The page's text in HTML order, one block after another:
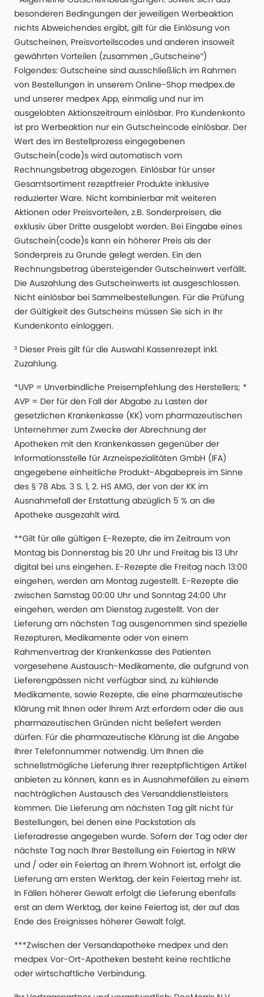
besonderen Bedingungen der jeweiligen Werbeaktion
nichts Abweichendes ergibt, gilt für die Einlösung von
Gutscheinen, Preisvorteilscodes und anderen insoweit
gewährten Vorteilen (zusammen „Gutscheine“)
Folgendes: Gutscheine sind ausschließlich im Rahmen
von Bestellungen in unserem Online-Shop medpex.de
und unserer medpex App, einmalig und nur im
ausgelobten Aktionszeitraum einlösbar. Pro Kundenkonto
ist pro Werbeaktion nur ein Gutscheincode einlösbar. Der
Wert des im Bestellprozess eingegebenen
Gutschein(code)s wird automatisch vom
Rechnungsbetrag abgezogen. Einlösbar für unser
Gesamtsortiment rezeptfreier Produkte inklusive
reduzierter Ware. Nicht kombinierbar mit weiteren
Aktionen oder Preisvorteilen, z.B. Sonderpreisen, die
exklusiv über Dritte ausgelobt werden. Bei Eingabe eines
Gutschein(code)s kann ein höherer Preis als der
Sonderpreis zu Grunde gelegt werden. Ein den
Rechnungsbetrag übersteigender Gutscheinwert verfällt.
Die Auszahlung des Gutscheinwerts ist ausgeschlossen.
Nicht einlösbar bei Sammelbestellungen. Für die Prüfung
der Gültigkeit des Gutscheins müssen Sie sich in Ihr
Kundenkonto einloggen.
³ Dieser Preis gilt für die Auswahl Kassenrezept inkl.
Zuzahlung.
*UVP = Unverbindliche Preisempfehlung des Herstellers; *
AVP = Der für den Fall der Abgabe zu Lasten der
gesetzlichen Krankenkasse (KK) vom pharmazeutischen
Unternehmer zum Zwecke der Abrechnung der
Apotheken mit den Krankenkassen gegenüber der
Informationsstelle für Arzneispezialitäten GmbH (IFA)
angegebene einheitliche Produkt-Abgabepreis im Sinne
des § 78 Abs. 3 S. 1, 2. HS AMG, der von der KK im
Ausnahmefall der Erstattung abzüglich 5 % an die
Apotheke ausgezahlt wird.
**Gilt für alle gültigen E-Rezepte, die im Zeitraum von
Montag bis Donnerstag bis 20 Uhr und Freitag bis 13 Uhr
digital bei uns eingehen. E-Rezepte die Freitag nach 13:00
eingehen, werden am Montag zugestellt. E-Rezepte die
zwischen Samstag 00:00 Uhr und Sonntag 24:00 Uhr
eingehen, werden am Dienstag zugestellt. Von der
Lieferung am nächsten Tag ausgenommen sind spezielle
Rezepturen, Medikamente oder von einem
Rahmenvertrag der Krankenkasse des Patienten
vorgesehene Austausch-Medikamente, die aufgrund von
Lieferengpässen nicht verfügbar sind, zu kühlende
Medikamente, sowie Rezepte, die eine pharmazeutische
Klärung mit Ihnen oder Ihrem Arzt erfordern oder die aus
pharmazeutischen Gründen nicht beliefert werden
dürfen. Für die pharmazeutische Klärung ist die Angabe
Ihrer Telefonnummer notwendig. Um Ihnen die
schnellstmögliche Lieferung Ihrer rezeptpflichtigen Artikel
anbieten zu können, kann es in Ausnahmefällen zu einem
nachträglichen Austausch des Versanddienstleisters
kommen. Die Lieferung am nächsten Tag gilt nicht für
Bestellungen, bei denen eine Packstation als
Lieferadresse angegeben wurde. Sofern der Tag oder der
nächste Tag nach Ihrer Bestellung ein Feiertag in NRW
und / oder ein Feiertag an Ihrem Wohnort ist, erfolgt die
Lieferung am ersten Werktag, der kein Feiertag mehr ist.
In Fällen höherer Gewalt erfolgt die Lieferung ebenfalls
erst an dem Werktag, der keine Feiertag ist, der auf das
Ende des Ereignisses höherer Gewalt folgt.
***Zwischen der Versandapotheke medpex und den
medpex Vor-Ort-Apotheken besteht keine rechtliche
oder wirtschaftliche Verbindung.